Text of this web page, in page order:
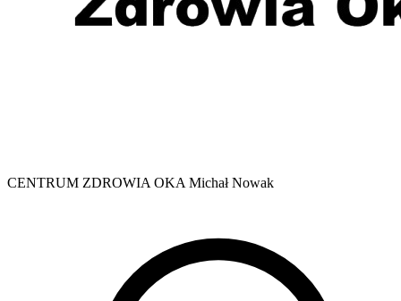
CENTRUM ZDROWIA OKA Michał Nowak